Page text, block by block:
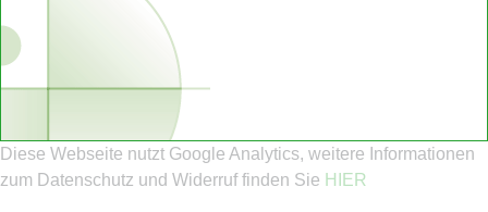
Diese Webseite nutzt Google Analytics, weitere Informationen
zum Datenschutz und Widerruf finden Sie HIER